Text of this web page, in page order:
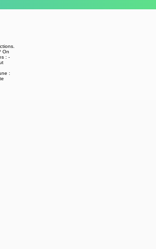
On
: -
: